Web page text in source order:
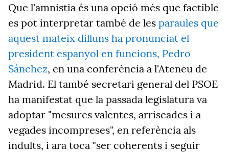
Que l'amnistia és una opció més que factible
es pot interpretar també de les paraules que
aquest mateix dilluns ha pronunciat el
president espanyol en funcions, Pedro
Sánchez, en una conferència a l'Ateneu de
Madrid. El també secretari general del PSOE
ha manifestat que la passada legislatura va
adoptar "mesures valentes, arriscades i a
vegades incompreses", en referència als
indults, i ara toca "ser coherents i seguir